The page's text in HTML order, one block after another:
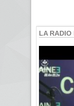
LA RADIO